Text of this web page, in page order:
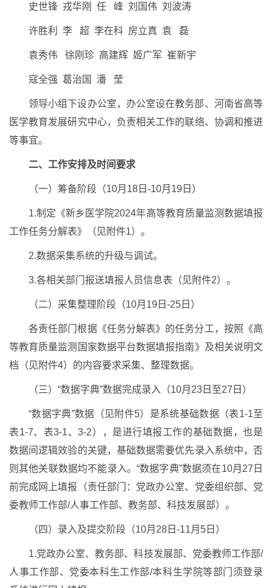
史世锋 戎华刚 任 峰 刘国伟 刘波涛
许胜利 李 超 李在科 房立真 袁 磊
袁秀伟 徐刚珍 高建辉 姬广军 崔新宇
寇全强 葛治国 潘 莹
领导小组下设办公室，办公室设在教务部、河南省高等
医学教育发展研究中心，负责相关工作的联络、协调和推进
等事宜。
二、工作安排及时间要求
（一）筹备阶段（10月18日-10月19日）
1.制定《新乡医学院2024年高等教育质量监测数据填报
工作任务分解表》（见附件1）。
2.数据采集系统的升级与调试。
3.各相关部门报送填报人员信息表（见附件2）。
（二）采集整理阶段（10月19日-25日）
各责任部门根据《任务分解表》的任务分工，按照《高
等教育质量监测国家数据平台数据填报指南》及相关说明文
档（见附件4）的内容要求采集、整理数据。
（三）“数据字典”数据完成录入（10月23日至27日）
“数据字典”数据（见附件5）是系统基础数据（表1-1至
表1-7、表3-1、3-2），是进行填报工作的基础数据，也是
数据间逻辑效验的关键，基础数据需要优先录入系统中，否
则其他关联数据均不能录入。“数据字典”数据须在10月27日
前完成网上填报（责任部门：党政办公室、党委组织部、党
委教师工作部/人事工作部、教务部、科技发展部）。
（四）录入及提交阶段（10月28日-11月5日）
1.党政办公室、教务部、科技发展部、党委教师工作部/
人事工作部、党委本科生工作部/本科生学院等部门须登录